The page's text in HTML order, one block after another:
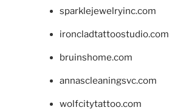
sparklejewelryinc.com
ironcladtattoostudio.com
bruinshome.com
annascleaningsvc.com
wolfcitytattoo.com